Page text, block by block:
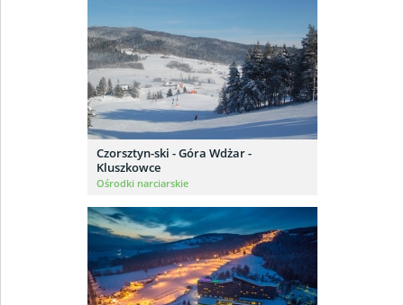
Czorsztyn-ski - Góra Wdżar -
Kluszkowce
Ośrodki narciarskie